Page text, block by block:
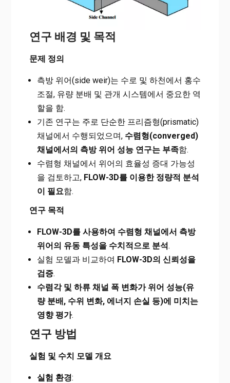
연구 배경 및 목적
문제 정의
측방 위어(side weir)는 수로 및 하천에서 홍수
조절, 유량 분배 및 관개 시스템에서 중요한 역
할을 함.
기존 연구는 주로 단순한 프리즘형(prismatic)
채널에서 수행되었으며, 수렴형(converged)
채널에서의 측방 위어 성능 연구는 부족함.
수렴형 채널에서 위어의 효율성 증대 가능성
을 검토하고, FLOW-3D를 이용한 정량적 분석
이 필요함.
연구 목적
FLOW-3D를 사용하여 수렴형 채널에서 측방
위어의 유동 특성을 수치적으로 분석.
실험 모델과 비교하여 FLOW-3D의 신뢰성을
검증.
수렴각 및 하류 채널 폭 변화가 위어 성능(유
량 분배, 수위 변화, 에너지 손실 등)에 미치는
영향 평가.
연구 방법
실험 및 수치 모델 개요
실험 환경: